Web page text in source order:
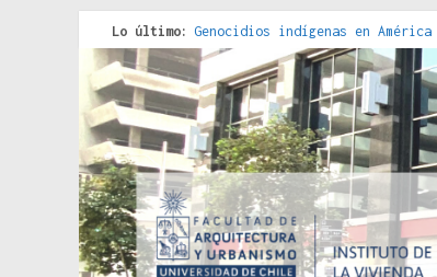
Lo último: Genocidios indígenas en
Estudios sobre la
Donde el pedernal choca con
Criterios técnicos para una
Red de consultorios de la Caja